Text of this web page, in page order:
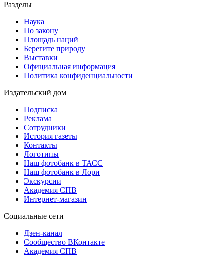
Разделы
Наука
По закону
Площадь наций
Берегите природу
Выставки
Официальная информация
Политика конфиденциальности
Издательский дом
Подписка
Реклама
Сотрудники
История газеты
Контакты
Логотипы
Наш фотобанк в ТАСС
Наш фотобанк в Лори
Экскурсии
Академия СПВ
Интернет-магазин
Социальные сети
Дзен-канал
Сообщество ВКонтакте
Академия СПВ